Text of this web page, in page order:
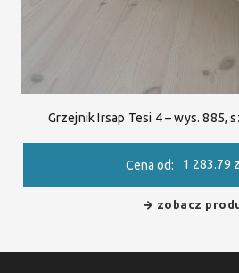
Grzejnik Irsap Tesi 4 – wys. 885,
Cena od: 1 283.79
zobacz